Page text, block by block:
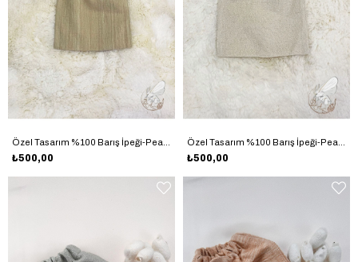
₺500,00 ₺500,00